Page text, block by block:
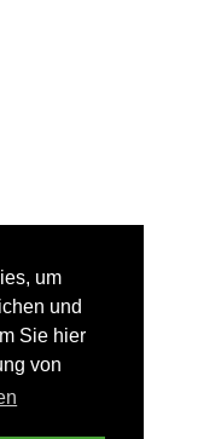
um
und
Sie hier
von